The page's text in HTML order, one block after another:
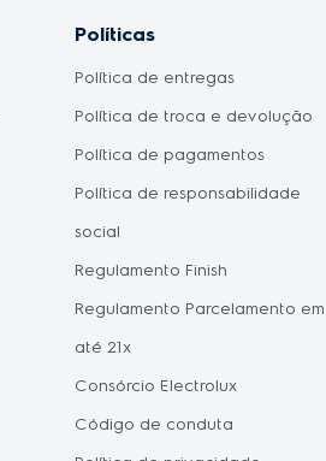
Políticas
Política de entregas
Política de troca e devolução
Política de pagamentos
Política de responsabilidade
social
Regulamento Finish
Regulamento Parcelamento em
até 21x
Consórcio Electrolux
Código de conduta